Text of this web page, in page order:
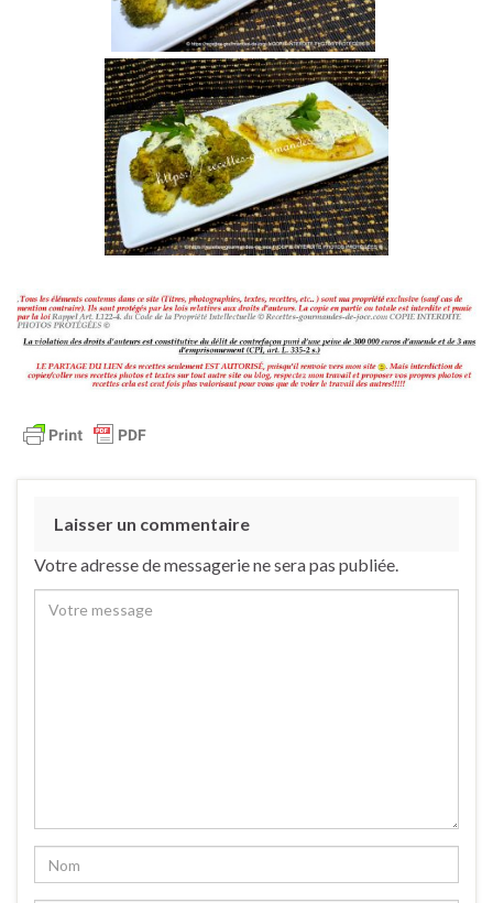
Laisser un commentaire
Votre adresse de messagerie ne sera pas publiée.